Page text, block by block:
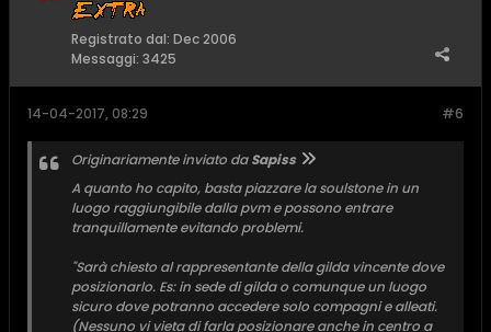
Registrato dal: Dec 2006
Messaggi: 3425
#6
14-04-2017, 08:29
Originariamente inviato daSapiss
A quanto ho capito, basta piazzare la soulstone in un
luogo raggiungibile dalla pvm e possono entrare
tranquillamente evitando problemi.
"Sarà chiesto al rappresentante della gilda vincente dove
posizionarlo. Es: in sede di gilda o comunque un luogo
sicuro dove potranno accedere solo compagni e alleati.
(Nessuno vi vieta di farla posizionare anche in centro a